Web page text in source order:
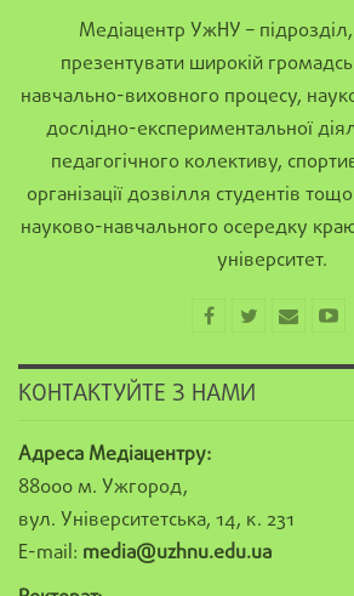
Медіацентр УжНУ –
презентувати широкій
навчально-виховного процесу,
дослідно-експериментальної
педагогічного колективу,
організації дозвілля студентів
науково-навчального осередку
університет.
КОНТАКТУЙТЕ З НАМИ
Адреса Медіацентру:
88000 м. Ужгород,
вул. Університетська, 14, к. 231
E-mail: media@uzhnu.edu.ua